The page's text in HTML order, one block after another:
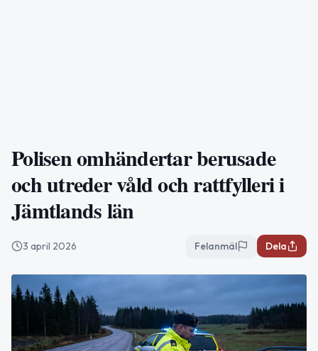
Polisen omhändertar berusade
och utreder våld och rattfylleri i
Jämtlands län
3 april 2026 Felanmäl Dela